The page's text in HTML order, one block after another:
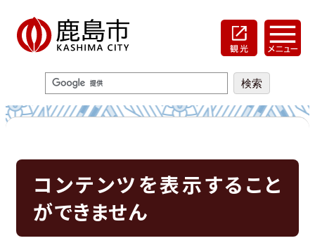
コンテンツを表示すること
ができません